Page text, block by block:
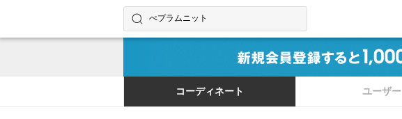
コーディネートやユーザーを探す
検索する
コーディネート ユーザー